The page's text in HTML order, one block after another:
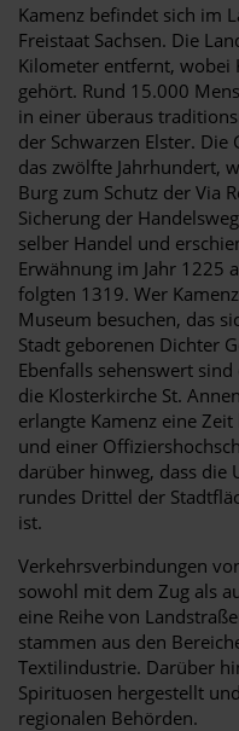
Kamenz befindet sich im
Freistaat Sachsen. Die
Kilometer entfernt, wobei
gehört. Rund 15.000
in einer überaus
der Schwarzen Elster.
das zwölfte Jahrhundert,
Burg zum Schutz der Via
Sicherung der
selber Handel und
Erwähnung im Jahr 1225
folgten 1319. Wer
Museum besuchen, das
Stadt geborenen Dichter
Ebenfalls sehenswert
die Klosterkirche St.
erlangte Kamenz eine
und einer
darüber hinweg, dass die
rundes Drittel der
ist.
Verkehrsverbindungen
sowohl mit dem Zug als
eine Reihe von
stammen aus den
Textilindustrie. Darüber
Spirituosen hergestellt
regionalen Behörden.